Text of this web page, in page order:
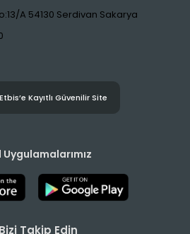
A 54130 Serdivan Sakarya
Etbis’e Kayıtlı Güvenilir Site
Takip Edin